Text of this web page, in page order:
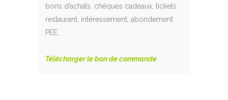
bons d’achats, chèques cadeaux, tickets
restaurant, intéressement, abondement
PEE…
Télécharger le bon de commande